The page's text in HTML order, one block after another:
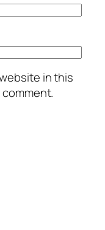
in this